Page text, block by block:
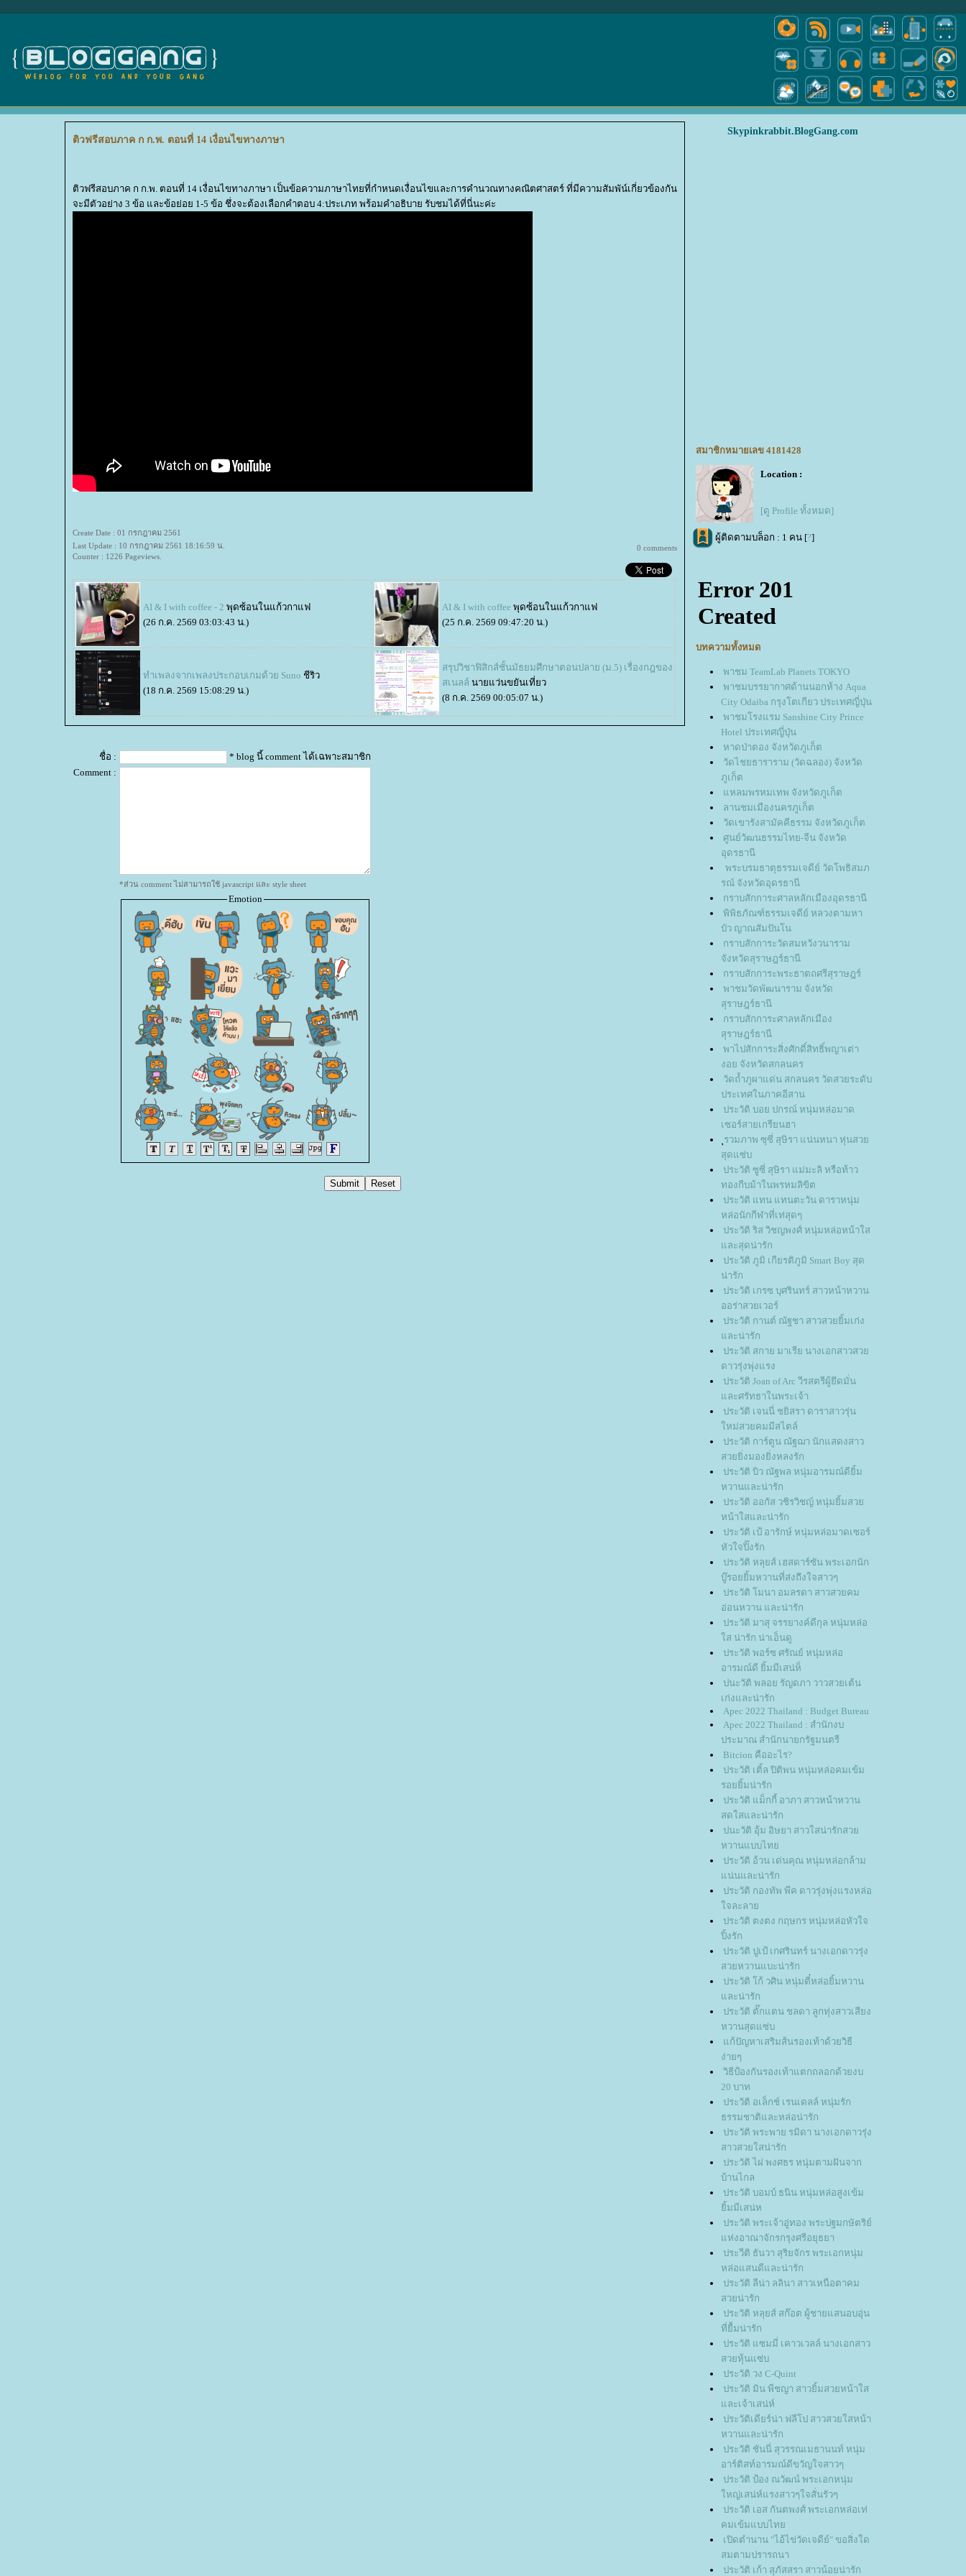
ติวฟรีสอบภาค ก ก.พ. ตอนที่ 14 เงื่อนไขทางภาษา
ติวฟรีสอบภาค ก ก.พ. ตอนที่ 14 เงื่อนไขทางภาษา เป็นข้อความภาษาไทยที่กำหนดเงื่อนไขและการคำนวณทางคณิตศาสตร์ ที่มีความสัมพัน์เกี่ยวข้องกัน
จะมีตัวอย่าง 3 ข้อ และข้อย่อย 1-5 ข้อ ชึ่งจะต้องเลือกคำตอบ 4:ประเภท พร้อมคำอธิบาย รับชมได้ที่นี่นะค่ะ
Create Date : 01 กรกฎาคม 2561
Last Update : 10 กรกฎาคม 2561 18:16:59 น.
Counter : 1226 Pageviews.
0 comments
AI & I with coffee - 2 พุดซ้อนในแก้วกาแฟ
(26 ก.ค. 2569 03:03:43 น.)
AI & I with coffee พุดซ้อนในแก้วกาแฟ
(25 ก.ค. 2569 09:47:20 น.)
ทำเพลงจากเพลงประกอบเกมด้วย Suno ชีริว
(18 ก.ค. 2569 15:08:29 น.)
สรุปวิชาฟิสิกส์ชั้นมัธยมศึกษาตอนปลาย (ม.5) เรื่องกฎของ
สเนลล์ นายแว่นขยันเที่ยว
(8 ก.ค. 2569 00:05:07 น.)
ชื่อ :
* blog นี้ comment ได้เฉพาะสมาชิก
Comment :
*ส่วน comment ไม่สามารถใช้ javascript และ style sheet
Emotion
Skypinkrabbit.BlogGang.com
สมาชิกหมายเลข 4181428
Location :
[ดู Profile ทั้งหมด]
ผู้ติดตามบล็อก : 1 คน [?]
บทความทั้งหมด
พาชม TeamLab Planets TOKYO
พาชมบรรยากาศด้านนอกห้าง Aqua
City Odaiba กรุงโตเกียว ประเทศญี่ปุ่น
พาชมโรงแรม Sanshine City Prince
Hotel ประเทศญี่ปุ่น
หาดป่าตอง จังหวัดภูเก็ต
วัดไชยธาราราม (วัดฉลอง) จังหวัด
ภูเก็ต
หลมพรหมเทพ จังหวัดภูเก็ต
ลานชมเมืองนครภูเก็ต
วัดเขารังสามัคคีธรรม จังหวัดภูเก็ต
ศูนย์วัฒนธรรมไทย-จีน จังหวัด
อุดรธานี
พระบรมธาตุธรรมเจดีย์ วัดโพธิสมภ
รณ์ จังหวัดอุดรธานี
กราบสักการะศาลหลักเมืองอุดรธานี
พิพิธภัณฑ์ธรรมเจดีย์ หลวงตามหา
บัว ญาณสัมปันโน
กราบสักการะวัดสมหวังวนาราม
จังหวัดสุราษฎร์ธานี
กราบสักการะพระธาตถศรีสุราษฎร์
พาชมวัดพัฒนาราม จังหวัด
สุราษฎร์ธานี
กราบสักการะศาลหลักเมือง
สุราษฎร์ธานี
พาไปสักการะสิ่งศักดิ์สิทธิ์พญาเต่า
งอย จังหวัดสกลนคร
วัดถ้ำภูผาแด่น สกลนคร วัดสวยระดับ
ประเทศในภาคอีสาน
ประวัติ บอย ปกรณ์ หนุ่มหล่อมาด
เซอร์สายเกรียนฮา
ุรวมภาพ ซุซี่ สุษิรา แน่นหนา หุ่นสว
สุดแซ่บ
ประวัติ ซูซี่ สุษิรา แม่มะลิ หรือท้าว
ทองกีบม้าในพรหมลิขิต
ประวัติ แทน แทนตะวัน ดาราหนุ่ม
หล่อนักกีฬาที่เท่สุดๆ
ประวัติ ริส วิชญพงศ์ หนุ่มหล่อหน้าใส
ละสุดน่ารัก
ประวัติ ภูมิ เกียรติภูมิ Smart Boy สุด
น่ารัก
ประวัติ เกรซ บุศรินทร์ สาวหน้าหวาน
ออร่าสวยเวอร์
ประวัติ กานต์ ณัฐชา สาวสวยยิ้มเก่ง
ละน่ารัก
ประวัติ สกาย มาเรีย นางเอกสาวสว
ดาวรุ่งพุ่งแรง
ประวัติ Joan of Arc วีรสตรีผู้ยึดมั่น
ละศรัทธาในพระเจ้า
ประวัติ เจนนี่ ชยิสรา ดาราสาวรุ่น
หม่สวยคมมีสไตล์
ประวัติ การ์ตูน ณัฐฌา นักแสดงสาว
สวยยิ่งมองยิ่งหลงรัก
ประวัติ บิว ณัฐพล หนุ่มอารมณ์ดียิ้ม
หวานและน่ารัก
ประวัติ ออกัส วชิรวิชญ์ หนุ่มยิ้มสว
หน้าใสและน่ารัก
ประวัติ เป้ อารักษ์ หนุ่มหล่อมาดเซอร์
หัวใจปิ๊งรัก
ประวัติ หลุยส์ เฮสดาร์ซัน พระเอกนัก
บู๊รอยยิ้มหวานที่ส่งถึงใจสาวๆ
ประวัติ โมนา อมลรดา สาวสวยคม
อ่อนหวาน และน่ารัก
ประวัติ มาสุ จรรยางค์ดีกุล หนุ่มหล่อ
ส น่ารัก น่าเอ็นดู
ประวัติ พอร์ซ ศรัณย์ หนุ่มหล่อ
อารมณ์ดี ยิ้มมีเสน่ห็
ปนะวัติ พลอย รัญดภา วาวสวยเต้น
เก่งและน่ารัก
Apec 2022 Thailand : Budget Bureau
Apec 2022 Thailand : สำนักงบ
ประมาณ สำนักนายกรัฐมนตรี
Bitcion คืออะไร?
ประวัติ เติ้ล ปิติพน หนุ่มหล่อคมเข้ม
รอยยิ้มน่ารัก
ประวัติ แม็กกี้ อาภา สาวหน้าหวาน
สดใสและน่ารัก
ปนะวัติ อุ้ม อิษยา สาวใสน่ารักสว
หวานแบบไท
ประวัติ อ้วน เด่นคุณ หนุ่มหล่อกล้าม
น่นและน่ารัก
ประวัติ กองทัพ พีค ดาวรุ่งพุ่งแรงหล่อ
จละลา
ประวัติ ตงตง กฤษกร หนุ่มหล่อหัวใจ
ปิ้งรัก
ประวัติ ปูเป้ เกศรินทร์ นางเอกดาวรุ่ง
สวยหวานแบะน่ารัก
ประวัติ โก้ วศิน หนุ่มตี๋หล่อยิ้มหวาน
ละน่ารัก
ประวัติ ตั๊กแตน ชลดา ลูกทุ่งสาวเสียง
หวานสุดแซ่บ
ก้ปัญหาเสริมส้นรองเท้าด้วยวิธี
ง่ายๆ
วิธีป้องกันรองเท้าแตกถลอกด้วยงบ
20 บาท
ประวัติ อเล็กช์ เรนเดลล์ หนุ่มรัก
ธรรมชาติและหล่อน่ารัก
ประวัติ พระพาย รมิดา นางเอกดาวรุ่ง
สาวสวยใสน่ารัก
ประวัติ ไผ่ พงศธร หนุ่มตามฝันจาก
บ้านไกล
ประวัติ บอมบ์ ธนิน หนุ่มหล่อสูงเข้ม
ิ้มมีเสน่ห
ประวัติ พระเจ้าอู่ทอง พระปฐมกษัตริย์
ห่งอาณาจักรกรุงศรีอยุธยา
ประวีติ ธันวา สุริยจักร พระเอกหนุ่ม
หล่อแสนดีและน่ารัก
ประวัติ ลีน่า ลลินา สาวเหนือตาคม
สวยน่ารัก
ประวัติ หลุยส์ สก๊อต ผู้ชายแสนอบอุ่น
ที่ยื้มน่ารัก
ประวัติ แซมมี่ เคาวเวลล์ นางเอกสาว
สวยหุ้นแซ่บ
ประวัติ วง C-Quint
ประวัติ มิน พีชญา สาวยิ้มสวยหน้าใส
ละเจ้าเสน่ห์
ประวัติเดียร์น่า ฟลีโป สาวสวยใสหน้า
หวานและน่ารัก
ประวัติ ชันนี่ สุวรรณเมธานนท์ หนุ่ม
อาร์ติสท์อารมณ์ดีขวัญใจสาวๆ
ประวัติ ป้อง ณวัฒน์ พระเอกหนุ่ม
หญ่เสน่ห์แรงสาวๆใจสั่นรัวๆ
ประวัติ เอส กันตพงศ์ พระเอกหล่อเท่
คมเข้มแบบไท
เปิดตำนาน "ไอ้ไข่วัดเจดีย์" ขอสิ่งใด
สมตามปรารถนา
ประวัติ เก้า สุภัสสรา สาวน้อยน่ารัก